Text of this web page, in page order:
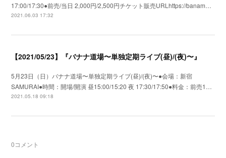
17:00/17:30●前売/当日 2,000円/2,500円チケット販売URLhttps://banam…
2021.06.03 17:32
【2021/05/23】『バナナ道場〜単独定期ライブ(昼)/(夜)〜』
5月23日（日）バナナ道場〜単独定期ライブ(昼)/(夜)〜●会場：新宿
SAMURAI●時間：開場/開演 昼15:00/15:20 夜 17:30/17:50●料金：前売1…
2021.05.18 09:18
0コメント